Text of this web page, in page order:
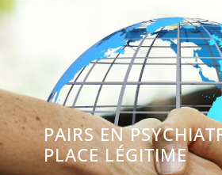
PAIRS EN
PLACE LÉGITIME